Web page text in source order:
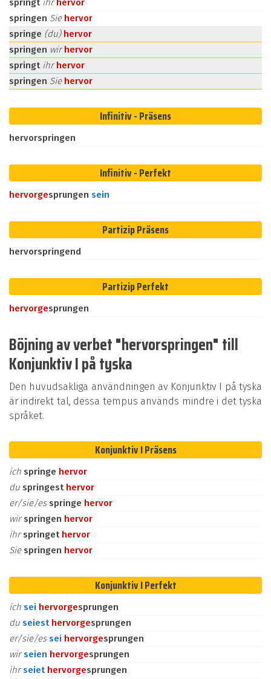
springt ihr hervor
springen Sie hervor
springe (du) hervor
springen wirhervor
springt ihrhervor
springen Sie hervor
Infinitiv - Präsens
hervorspringen
Infinitiv - Perfekt
hervorgesprungen sein
Partizip Präsens
hervorspringend
Partizip Perfekt
hervorgesprungen
Böjning av verbet "hervorspringen" till
Konjunktiv I på tyska
Den huvudsakliga användningen av Konjunktiv I på tyska
är indirekt tal, dessa tempus används mindre i det tyska
språket.
Konjunktiv I Präsens
ich springe hervor
du springest hervor
er/sie/es springe hervor
wirspringen hervor
ihrspringet hervor
Sie springen hervor
Konjunktiv I Perfekt
ich sei hervorgesprungen
du seiest hervorgesprungen
er/sie/essei hervorgesprungen
wirseien hervorgesprungen
ihrseiet hervorgesprungen